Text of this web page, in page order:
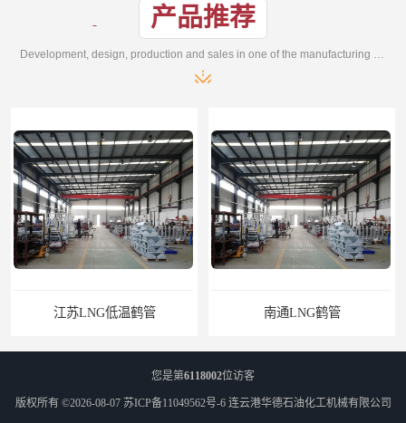
产品推荐
南通LNG鹤管 江苏LNG鹤管
您是第6118002位访客
版权所有 ©2026-08-07 苏ICP备11049562号-6 连云港华德石油化工机械有限公司